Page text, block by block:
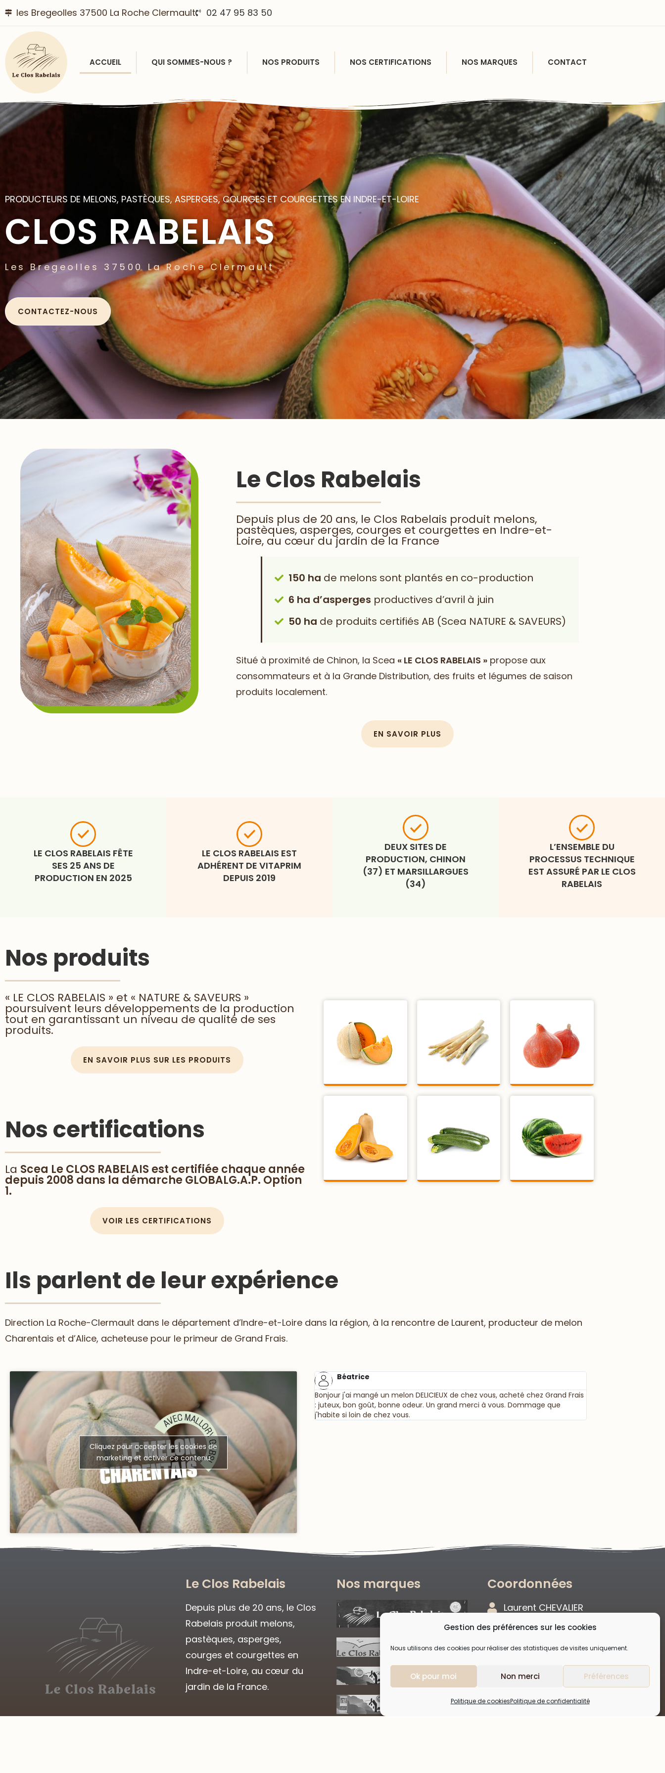
Gestion des préférences sur les cookies
Nous utilisons des cookies pour réaliser des statistiques de visites uniquement.
Ok pour moi Non merci Préférences
Politique de cookiesPolitique de confidentialité
les Bregeolles 37500 La Roche Clermault 02 47 95 83 50
ACCUEIL QUI SOMMES-NOUS ? NOS PRODUITS NOS CERTIFICATIONS NOS MARQUES CONTACT
Accueil
PRODUCTEURS DE MELONS, PASTÈQUES, ASPERGES, COURGES ET COURGETTES EN INDRE-ET-LOIRE
CLOS RABELAIS
Les Bregeolles 37500 La Roche Clermault
CONTACTEZ-NOUS
Le Clos Rabelais
Depuis plus de 20 ans, le Clos Rabelais produit melons,
pastèques, asperges, courges et courgettes en Indre-et-
Loire, au cœur du jardin de la France
150 ha de melons sont plantés en co-production
6 ha d’asperges productives d’avril à juin
50 ha de produits certifiés AB (Scea NATURE & SAVEURS)
Situé à proximité de Chinon, la Scea « LE CLOS RABELAIS » propose aux
consommateurs et à la Grande Distribution, des fruits et légumes de saison
produits localement.
EN SAVOIR PLUS
LE CLOS RABELAIS FÊTE
SES 25 ANS DE
PRODUCTION EN 2025
LE CLOS RABELAIS EST
ADHÉRENT DE VITAPRIM
DEPUIS 2019
DEUX SITES DE
PRODUCTION, CHINON
(37) ET MARSILLARGUES
(34)
L’ENSEMBLE DU
PROCESSUS TECHNIQUE
EST ASSURÉ PAR LE CLOS
RABELAIS
Nos produits
« LE CLOS RABELAIS » et « NATURE & SAVEURS »
poursuivent leurs développements de la production
tout en garantissant un niveau de qualité de ses
produits.
EN SAVOIR PLUS SUR LES PRODUITS
Nos certifications
La Scea Le CLOS RABELAIS est certifiée chaque année
depuis 2008 dans la démarche GLOBALG.A.P. Option
1.
VOIR LES CERTIFICATIONS
Ils parlent de leur expérience
Direction La Roche-Clermault dans le département d’Indre-et-Loire dans la région, à la rencontre de Laurent, producteur de melon
Charentais et d’Alice, acheteuse pour le primeur de Grand Frais.
Cliquez pour accepter les cookies de
marketing et activer ce contenu
Béatrice
Bonjour j'ai mangé un melon DELICIEUX de chez vous, acheté chez Grand Frais
: juteux, bon goût, bonne odeur. Un grand merci à vous. Dommage que
j'habite si loin de chez vous.
Le Clos Rabelais
Depuis plus de 20 ans, le Clos
Rabelais produit melons,
pastèques, asperges,
courges et courgettes en
Indre-et-Loire, au cœur du
jardin de la France.
Nos marques Coordonnées
Laurent CHEVALIER
les Bregeolles 37500 La
02 47 95 83 50
Réalisation